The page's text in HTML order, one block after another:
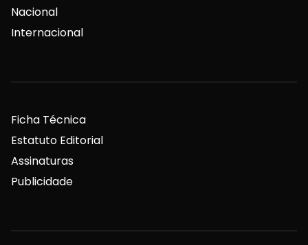
Nacional
Internacional
Ficha Técnica
Estatuto Editorial
Assinaturas
Publicidade